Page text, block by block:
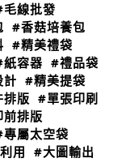
線批發
#香菇培養包
#精美禮袋
容器 #禮品袋
計 #精美提袋
版 #單張印刷
排版
屬太空袋
用 #大圖輸出